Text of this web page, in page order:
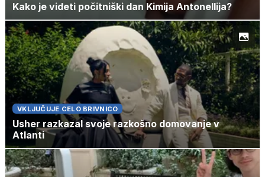
Kako je videti počitniški dan Kimija Antonellija?
VKLJUČUJE CELO BRIVNICO
Usher razkazal svoje razkošno domovanje v
Atlanti